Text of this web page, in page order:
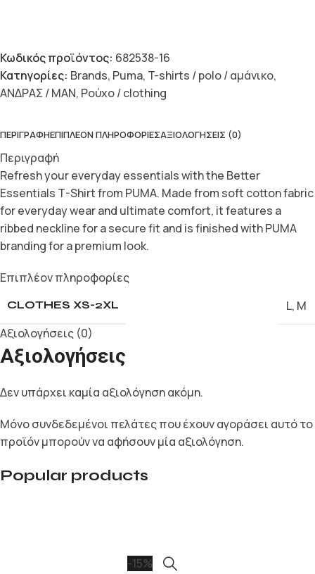
Κωδικός προϊόντος: 682538-16
Κατηγορίες: Brands, Puma, T-shirts / polo / αμάνικο,
ΑΝΔΡΑΣ / MAN, Ρούχο / clothing
ΠΕΡΙΓΡΑΦΉΕΠΙΠΛΈΟΝ ΠΛΗΡΟΦΟΡΊΕΣΑΞΙΟΛΟΓΉΣΕΙΣ (0)
Περιγραφή
Refresh your everyday essentials with the Better
Essentials T-Shirt from PUMA. Made from soft cotton fabric
for everyday wear and ultimate comfort, it features a
ribbed neckline for a secure fit and is finished with PUMA
branding for a premium look.
Επιπλέον πληροφορίες
CLOTHES XS-2XL L, M
Αξιολογήσεις (0)
Αξιολογήσεις
Δεν υπάρχει καμία αξιολόγηση ακόμη.
Μόνο συνδεδεμένοι πελάτες που έχουν αγοράσει αυτό το
προϊόν μπορούν να αφήσουν μία αξιολόγηση.
Popular products
-15%